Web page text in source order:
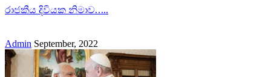
රාජකීය දිවියක නිමාව…..
Admin September, 2022